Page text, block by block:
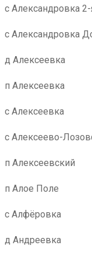
с Александровка 2-
с Александровка
д Алексеевка
п Алексеевка
с Алексеевка
с Алексеево-
п Алексеевский
п Алое Поле
с Алфёровка
д Андреевка